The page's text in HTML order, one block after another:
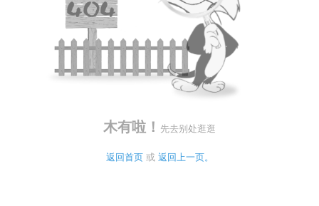
木有啦！ 先去别处逛逛
返回首页 或 返回上一页。